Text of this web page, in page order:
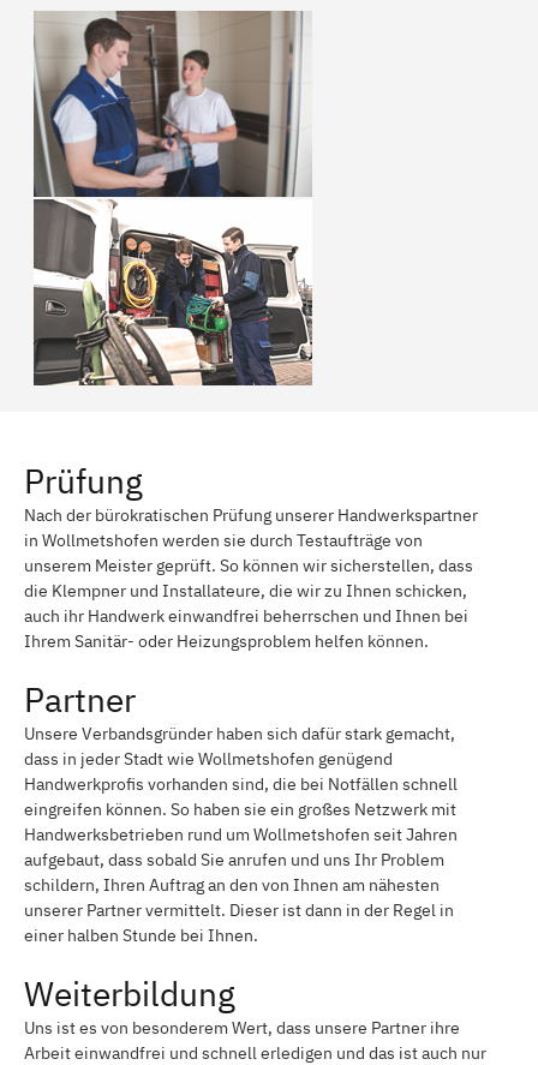
Prüfung
Nach der bürokratischen Prüfung unserer Handwerkspartner
in Wollmetshofen werden sie durch Testaufträge von
unserem Meister geprüft. So können wir sicherstellen, dass
die Klempner und Installateure, die wir zu Ihnen schicken,
auch ihr Handwerk einwandfrei beherrschen und Ihnen bei
Ihrem Sanitär- oder Heizungsproblem helfen können.
Partner
Unsere Verbandsgründer haben sich dafür stark gemacht,
dass in jeder Stadt wie Wollmetshofen genügend
Handwerkprofis vorhanden sind, die bei Notfällen schnell
eingreifen können. So haben sie ein großes Netzwerk mit
Handwerksbetrieben rund um Wollmetshofen seit Jahren
aufgebaut, dass sobald Sie anrufen und uns Ihr Problem
schildern, Ihren Auftrag an den von Ihnen am nähesten
unserer Partner vermittelt. Dieser ist dann in der Regel in
einer halben Stunde bei Ihnen.
Weiterbildung
Uns ist es von besonderem Wert, dass unsere Partner ihre
Arbeit einwandfrei und schnell erledigen und das ist auch nur